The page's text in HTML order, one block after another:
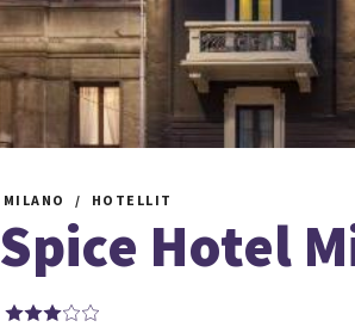
MILANO HOTELLIT
Spice Hotel